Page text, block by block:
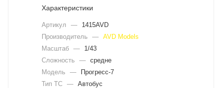
Характеристики
Артикул —
1415AVD
Производитель
— AVD Models
Масштаб —
1/43
Сложность
— средне
Модель
—
Прогресс-7
Тип ТС — Автобус